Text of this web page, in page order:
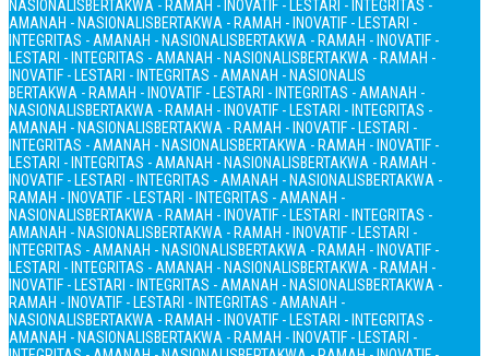
NASIONALISBERTAKWA - RAMAH - INOVATIF - LESTARI - INTEGRITAS -
AMANAH - NASIONALISBERTAKWA - RAMAH - INOVATIF - LESTARI -
INTEGRITAS - AMANAH - NASIONALISBERTAKWA - RAMAH - INOVATIF -
LESTARI - INTEGRITAS - AMANAH - NASIONALISBERTAKWA - RAMAH -
INOVATIF - LESTARI - INTEGRITAS - AMANAH - NASIONALIS
BERTAKWA - RAMAH - INOVATIF - LESTARI - INTEGRITAS - AMANAH -
NASIONALISBERTAKWA - RAMAH - INOVATIF - LESTARI - INTEGRITAS -
AMANAH - NASIONALISBERTAKWA - RAMAH - INOVATIF - LESTARI -
INTEGRITAS - AMANAH - NASIONALISBERTAKWA - RAMAH - INOVATIF -
LESTARI - INTEGRITAS - AMANAH - NASIONALISBERTAKWA - RAMAH -
INOVATIF - LESTARI - INTEGRITAS - AMANAH - NASIONALISBERTAKWA -
RAMAH - INOVATIF - LESTARI - INTEGRITAS - AMANAH -
NASIONALISBERTAKWA - RAMAH - INOVATIF - LESTARI - INTEGRITAS -
AMANAH - NASIONALISBERTAKWA - RAMAH - INOVATIF - LESTARI -
INTEGRITAS - AMANAH - NASIONALISBERTAKWA - RAMAH - INOVATIF -
LESTARI - INTEGRITAS - AMANAH - NASIONALISBERTAKWA - RAMAH -
INOVATIF - LESTARI - INTEGRITAS - AMANAH - NASIONALISBERTAKWA -
RAMAH - INOVATIF - LESTARI - INTEGRITAS - AMANAH -
NASIONALISBERTAKWA - RAMAH - INOVATIF - LESTARI - INTEGRITAS -
AMANAH - NASIONALISBERTAKWA - RAMAH - INOVATIF - LESTARI -